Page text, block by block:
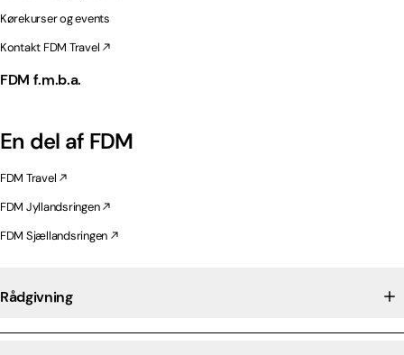
Kørekurser og events
Kontakt FDM Travel
FDM f.m.b.a.
En del af FDM
FDM Travel
FDM Jyllandsringen
FDM Sjællandsringen
Rådgivning